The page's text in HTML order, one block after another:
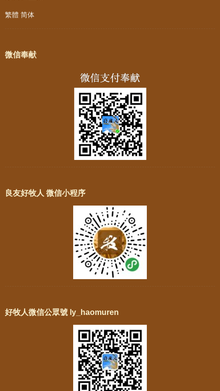
繁體 简体
微信奉献
良友好牧人 微信小程序
好牧人微信公眾號 ly_haomuren